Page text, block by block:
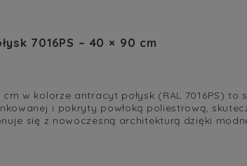
7016PS – 40 × 90 cm
w kolorze antracyt połysk (RAL 7016PS) to
i pokryty powłoką poliestrową,
się z nowoczesną architekturą dzięki